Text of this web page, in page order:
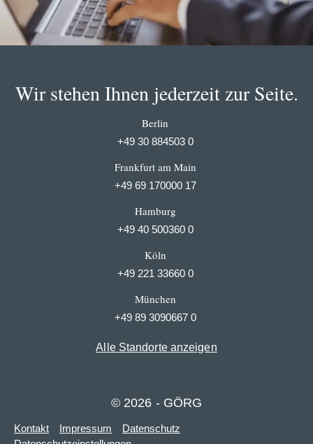
Wir stehen Ihnen jederzeit zur Seite.
Berlin
+49 30 884503 0
Frankfurt am Main
+49 69 170000 17
Hamburg
+49 40 500360 0
Köln
+49 221 33660 0
München
+49 89 3090667 0
Alle Standorte anzeigen
© 2026 - GÖRG
Kontakt Impressum
Datenschutz